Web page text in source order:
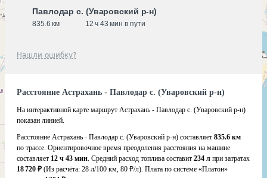
Павлодар с. (Уваровский р-н)
835.6 км 12 ч 43 мин в пути
Нашли ошибку?
Расстояние Астрахань - Павлодар с. (Уваровский р-н)
На интерактивной карте маршрут Астрахань - Павлодар с. (Уваровский р-н)
показан линией.
Расстояние Астрахань - Павлодар с. (Уваровский р-н) составляет 835.6 км
по трассе. Ориентировочное время преодоления расстояния на машине
составляет 12 ч 43 мин. Средний расход топлива составит 234 л при затратах
18 720 ₽ (Из расчёта: 28 л/100 км, 80 ₽/л). Плата по системе «Платон»